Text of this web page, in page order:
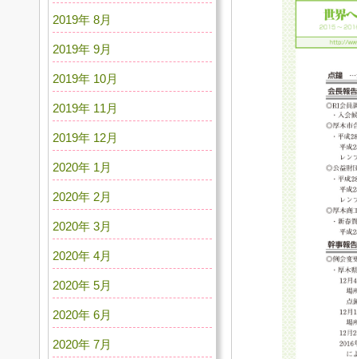
2019年 8月
2019年 9月
2019年 10月
2019年 11月
2019年 12月
2020年 1月
2020年 2月
2020年 3月
2020年 4月
2020年 5月
2020年 6月
2020年 7月